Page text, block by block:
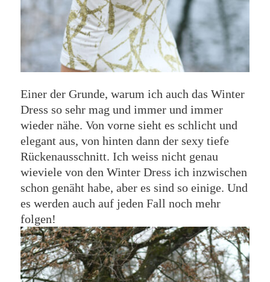
Einer der Grunde, warum ich auch das Winter
Dress so sehr mag und immer und immer
wieder nähe. Von vorne sieht es schlicht und
elegant aus, von hinten dann der sexy tiefe
Rückenausschnitt. Ich weiss nicht genau
wieviele von den Winter Dress ich inzwischen
schon genäht habe, aber es sind so einige. Und
es werden auch auf jeden Fall noch mehr
folgen!